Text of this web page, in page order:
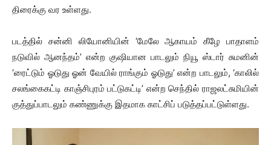
திரைக்கு வர உள்ளது.
படத்தில் சன்னி லியோனியின் ‘மேலே ஆகாயம் கீழே பாதாளம்
நடுவில் ஆனந்தம்’ என்ற குஷியான பாடலும் நியூ ஸ்டார் சுமனின்
‘ரைட்டும் ஓடுது ஓன் வேயில் ராங்கும் ஓடுது’ என்ற பாடலும், ‘காலில்
சலங்கைகட்டி காஞ்சிபுரம் பட்டுகட்டி’ என்ற செந்தில் ராஜலட்சுமியின்
குத்துப்பாடலும் கண்ணுக்கு இதமாக காட்சிப் படுத்தப்பட்டுள்ளது.